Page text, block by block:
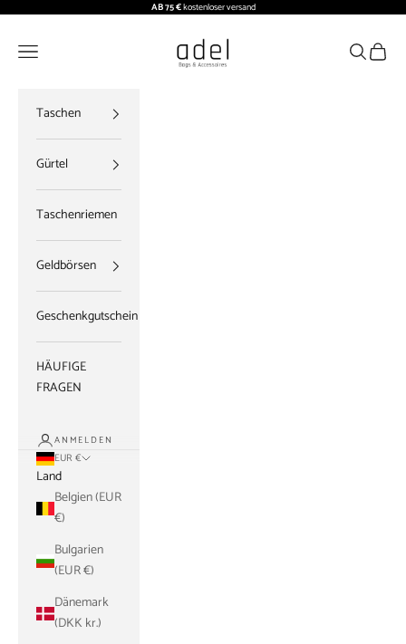
Zum Inhalt springen AB 75 €kostenloser versand
ADEL BAGS
Menü Suchen
Taschen
Gürtel
Taschenriemen
Geldbörsen
Geschenkgutschein
HÄUFIGE
FRAGEN
ANMELDEN
EUR €
Land
Belgien (EUR
€)
Bulgarien
(EUR €)
Dänemark
(DKK kr.)